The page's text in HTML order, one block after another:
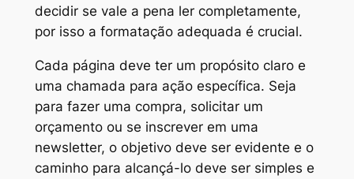
decidir se vale a pena ler completamente,
por isso a formatação adequada é crucial.
Cada página deve ter um propósito claro e
uma chamada para ação específica. Seja
para fazer uma compra, solicitar um
orçamento ou se inscrever em uma
newsletter, o objetivo deve ser evidente e o
caminho para alcançá-lo deve ser simples e